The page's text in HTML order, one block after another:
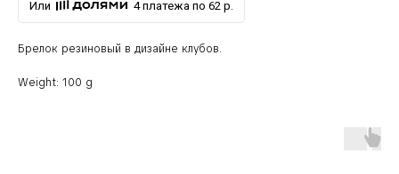
Или 4 платежа по 62 р.
Брелок резиновый в дизайне клубов.
Weight: 100 g